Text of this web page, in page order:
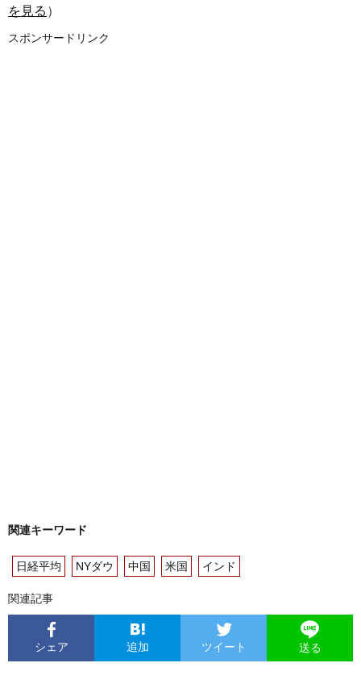
を見る ）
スポンサードリンク
関連キーワード
日経平均 NYダウ 中国 米国 インド
関連記事
シェア 追加 ツイート 送る